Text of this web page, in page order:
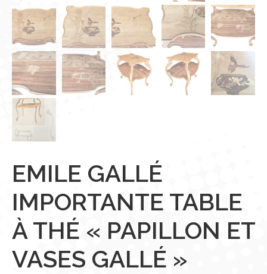
EMILE GALLÉ
IMPORTANTE TABLE
À THÉ « PAPILLON ET
VASES GALLÉ »